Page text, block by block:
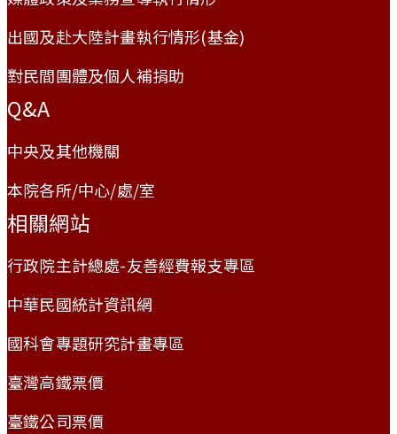
出國及赴大陸計畫執行情形(基金)
對民間團體及個人補捐助
Q&A
中央及其他機關
本院各所/中心/處/室
相關網站
行政院主計總處-友善經費報支專區
中華民國統計資訊網
國科會專題研究計畫專區
臺灣高鐵票價
臺鐵公司票價